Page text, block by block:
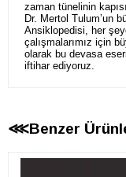
zaman tünelinin
Dr. Mertol Tulum’un
Ansiklopedisi, her
çalışmalarımız için
olarak bu devasa
iftihar ediyoruz.
⋘Benzer